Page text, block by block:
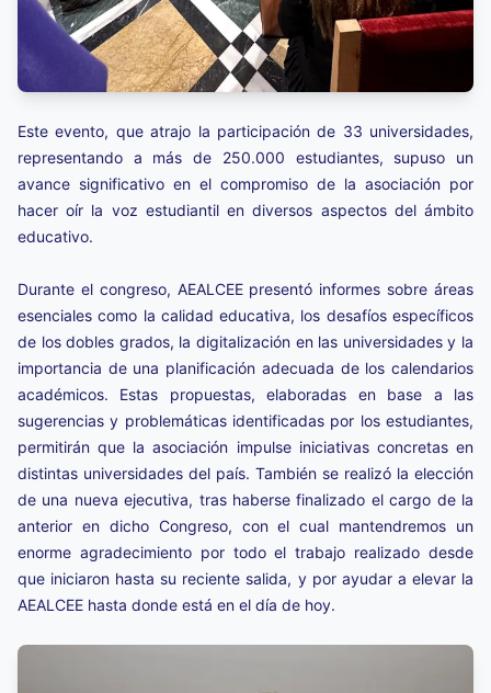
Este evento, que atrajo la participación de 33 universidades,
representando a más de 250.000 estudiantes, supuso un
avance significativo en el compromiso de la asociación por
hacer oír la voz estudiantil en diversos aspectos del ámbito
educativo.
Durante el congreso, AEALCEE presentó informes sobre áreas
esenciales como la calidad educativa, los desafíos específicos
de los dobles grados, la digitalización en las universidades y la
importancia de una planificación adecuada de los calendarios
académicos. Estas propuestas, elaboradas en base a las
sugerencias y problemáticas identificadas por los estudiantes,
permitirán que la asociación impulse iniciativas concretas en
distintas universidades del país. También se realizó la elección
de una nueva ejecutiva, tras haberse finalizado el cargo de la
anterior en dicho Congreso, con el cual mantendremos un
enorme agradecimiento por todo el trabajo realizado desde
que iniciaron hasta su reciente salida, y por ayudar a elevar la
AEALCEE hasta donde está en el día de hoy.